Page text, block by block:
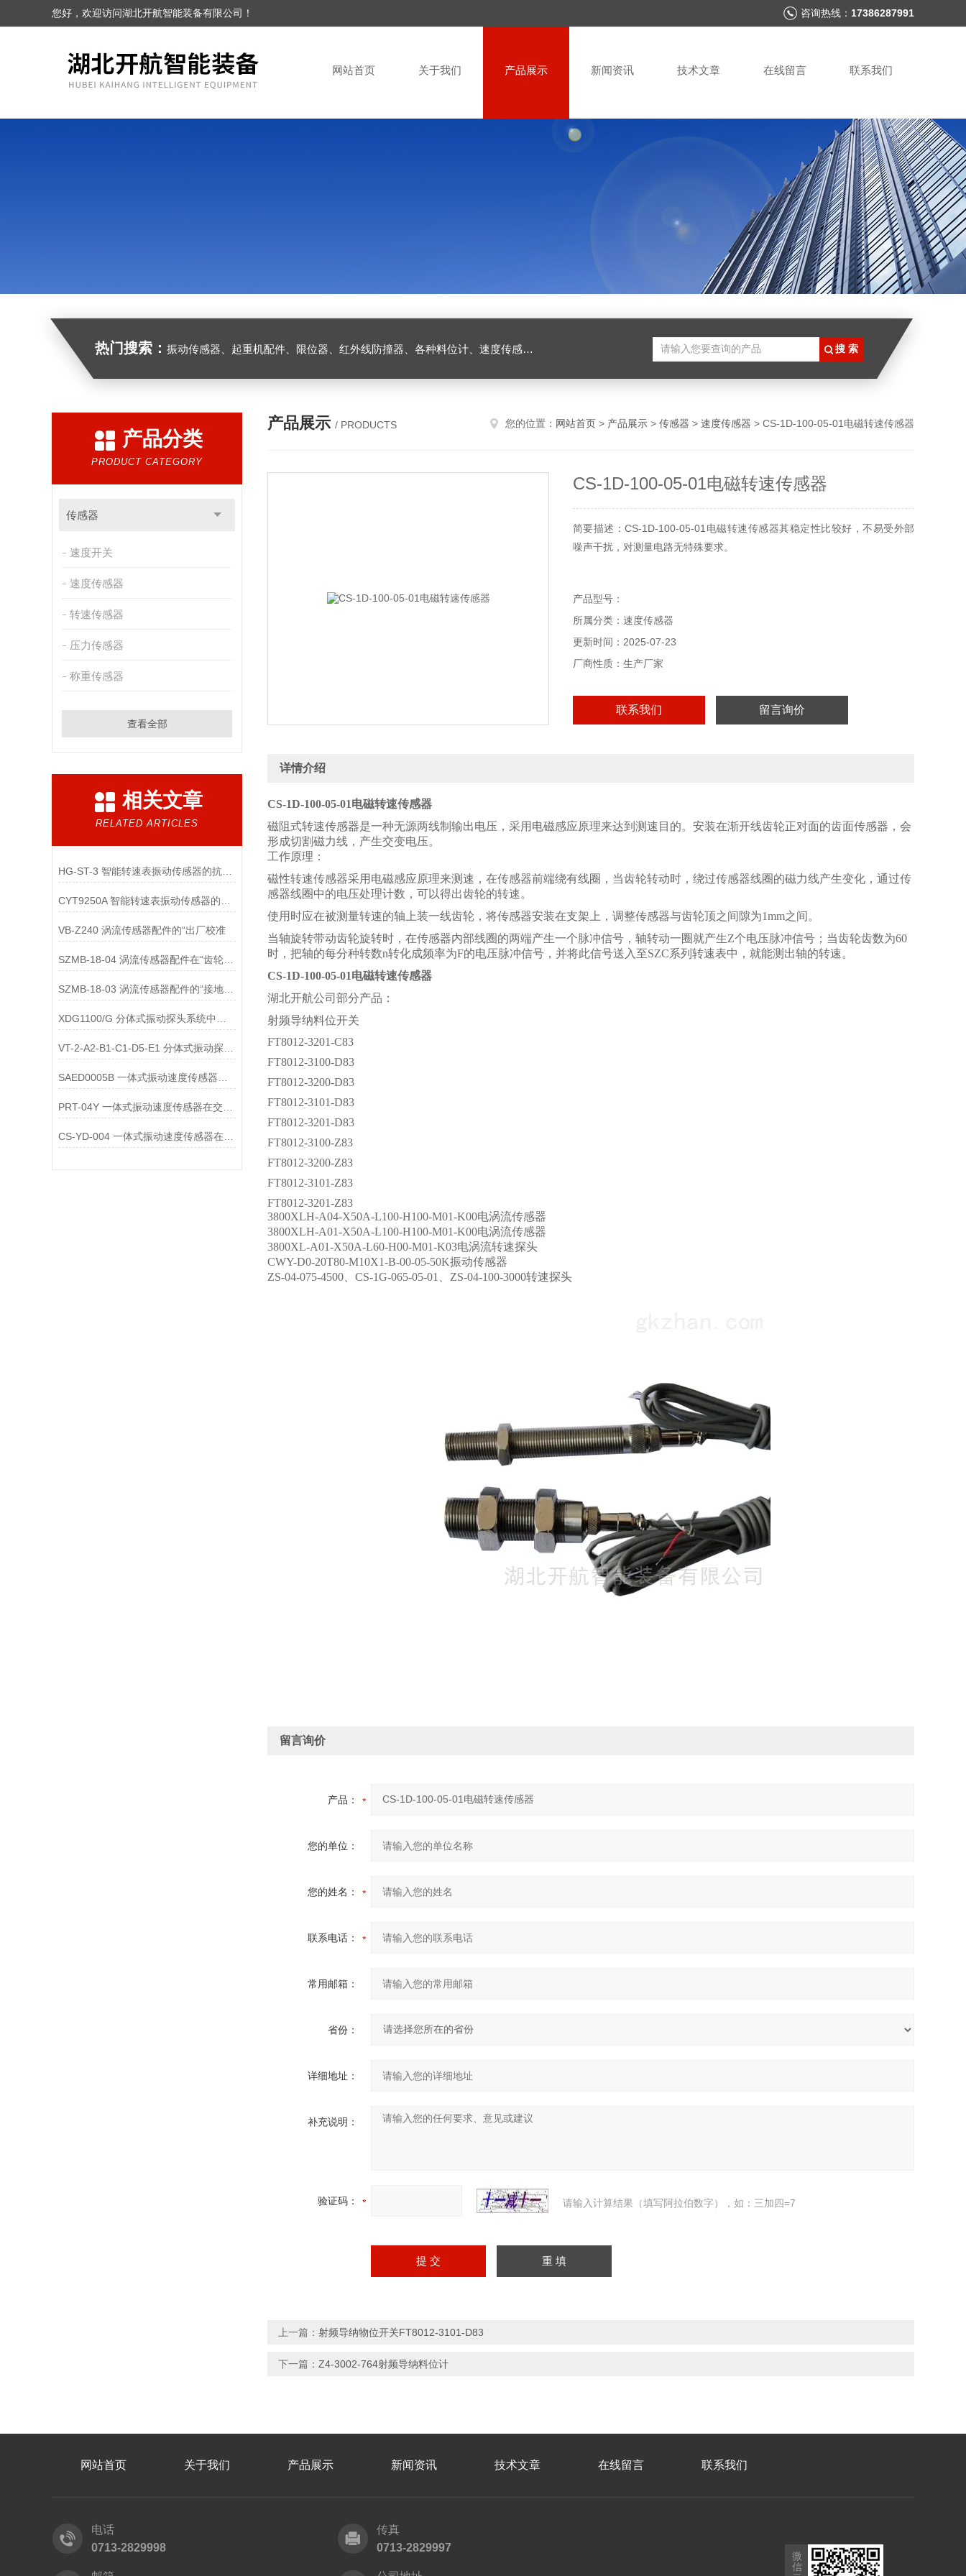
您好，欢迎访问湖北开航智能装备有限公司！ 咨询热线： 17386287991
网站首页 关于我们 产品展示 新闻资讯 技术文章 在线留言 联系我们
热门搜索： 振动传感器、起重机配件、限位器、红外线防撞器、各种料位计、速度传感器、堵煤开关等
产品分类
PRODUCT CATEGORY
传感器
速度开关
速度传感器
转速传感器
压力传感器
称重传感器
查看全部
相关文章
RELATED ARTICLES
HG-ST-3 智能转速表振动传感器的抗电磁干扰设计包含哪些关键技术？
VB-Z240 涡流传感器配件的“出厂校准
SZMB-18-04 涡流传感器配件在“齿轮箱与低速重载机械”监测中的应用
SZMB-18-03 涡流传感器配件的“接地与屏蔽”不良会导致哪些
CS-YD-004 一体式振动速度传感器在能源领域的应用场景有哪些？
产品展示 / PRODUCTS 您的位置： 网站首页 > 产品展示 > 传感器 > 速度传感器 > CS-1D-100-05-01电磁转速传感器
CS-1D-100-05-01电磁转速传感器
简要描述：CS-1D-100-05-01电磁转速传感器其稳定性比较好，不易受外部
噪声干扰，对测量电路无特殊要求。
产品型号：
所属分类：速度传感器
更新时间：2025-07-23
厂商性质：生产厂家
联系我们 留言询价
详情介绍
CS-1D-100-05-01电磁转速传感器
磁阻式转速传感器是一种无源两线制输出电压，采用电磁感应原理来达到测速目的。安装在渐开线齿轮正对面的齿面传感器，会
形成切割磁力线，产生交变电压。
工作原理：
磁性转速传感器采用电磁感应原理来测速，在传感器前端绕有线圈，当齿轮转动时，绕过传感器线圈的磁力线产生变化，通过传
感器线圈中的电压处理计数，可以得出齿轮的转速。
使用时应在被测量转速的轴上装一线齿轮，将传感器安装在支架上，调整传感器与齿轮顶之间隙为1mm之间。
当轴旋转带动齿轮旋转时，在传感器内部线圈的两端产生一个脉冲信号，轴转动一圈就产生Z个电压脉冲信号；当齿轮齿数为60
时，把轴的每分种转数n转化成频率为F的电压脉冲信号，并将此信号送入至SZC系列转速表中，就能测出轴的转速。
CS-1D-100-05-01电磁转速传感器
湖北开航公司部分产品：
射频导纳料位开关
FT8012-3201-C83
FT8012-3100-D83
FT8012-3200-D83
FT8012-3101-D83
FT8012-3201-D83
FT8012-3100-Z83
FT8012-3200-Z83
FT8012-3101-Z83
FT8012-3201-Z83
3800XLH-A04-X50A-L100-H100-M01-K00电涡流传感器
3800XLH-A01-X50A-L100-H100-M01-K00电涡流传感器
3800XL-A01-X50A-L60-H00-M01-K03电涡流转速探头
CWY-D0-20T80-M10X1-B-00-05-50K振动传感器
ZS-04-075-4500、CS-1G-065-05-01、ZS-04-100-3000转速探头
留言询价
产品：
您的单位：
您的姓名：
联系电话：
常用邮箱：
省份：
详细地址：
补充说明：
验证码： 请输入计算结果（填写阿拉伯数字），如：三加四=7
上一篇： 射频导纳物位开关FT8012-3101-D83
下一篇： Z4-3002-764射频导纳料位计
网站首页 关于我们 产品展示 新闻资讯 技术文章 在线留言 联系我们
电话
0713-2829998
传真
0713-2829997
微
信